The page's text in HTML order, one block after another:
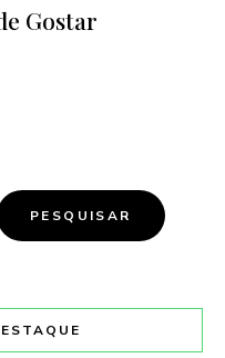
Gostar
PESQUISAR